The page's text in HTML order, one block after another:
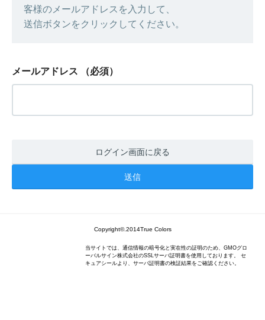
客様のメールアドレスを入力して、
送信ボタンをクリックしてください。
メールアドレス （必須）
ログイン画面に戻る
Copyright©.2014True Colors
当サイトでは、通信情報の暗号化と実在性の証明のため、GMOグロ
ーバルサイン株式会社のSSLサーバ証明書を使用しております。 セ
キュアシールより、サーバ証明書の検証結果をご確認ください。